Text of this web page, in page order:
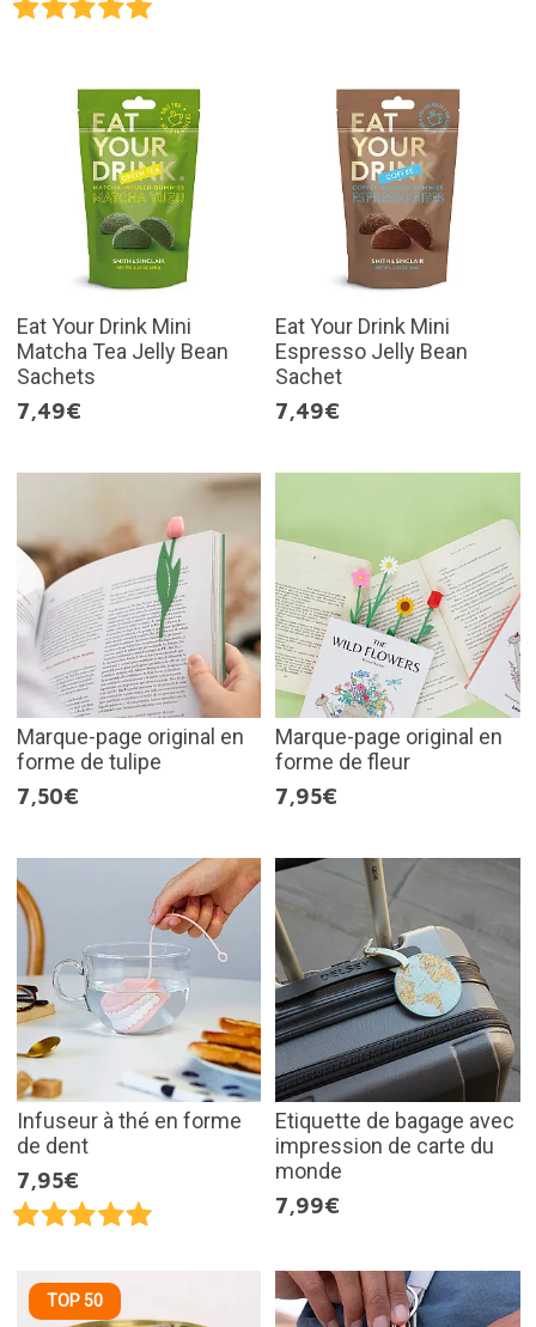
Eat Your Drink Mini
Matcha Tea Jelly Bean
Sachets
7,49€
Eat Your Drink Mini
Espresso Jelly Bean
Sachet
7,49€
Marque-page original en
forme de tulipe
7,50€
Marque-page original en
forme de fleur
7,95€
Infuseur à thé en forme
de dent
7,95€
Etiquette de bagage avec
impression de carte du
monde
7,99€
TOP 50